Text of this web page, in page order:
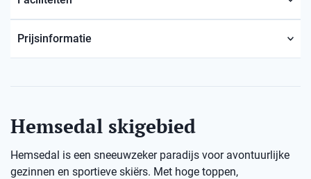
Prijsinformatie
Hemsedal skigebied
Hemsedal is een sneeuwzeker paradijs voor avontuurlijke
gezinnen en sportieve skiërs. Met hoge toppen,